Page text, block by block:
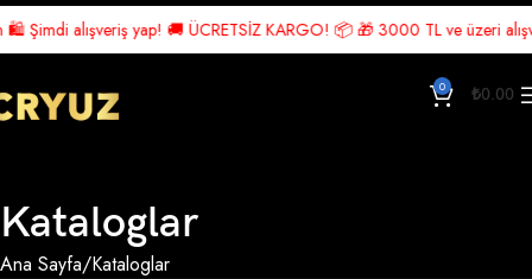
alışveriş yap! 🚚 ÜCRETSİZ KARGO! 📦 🎁 3000 TL ve üzeri
0 ₺0.00
Kataloglar
Ana Sayfa Kataloglar